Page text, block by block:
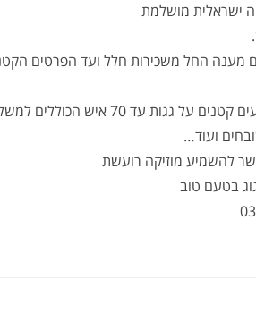
ישראלית מושלמת
מענה החל משכירות חלל ועד הפרטים
המקום מושלם לאירועים
ועוד…
להשמיע מוזיקה רועשת
בטעם טוב